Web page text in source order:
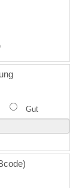
Gut